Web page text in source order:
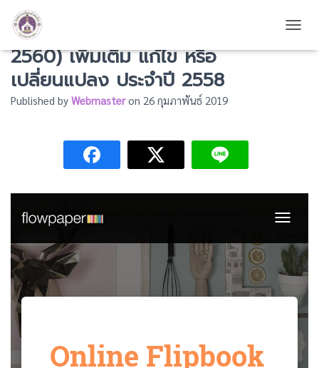
แผนพัฒนาสามปี (พ.ศ. 2558 –
2560) เพิ่มเติม แก้ไข หรือ
เปลี่ยนแปลง ประจำปี 2558
Published by Webmasteron 26 กุมภาพันธ์ 2019